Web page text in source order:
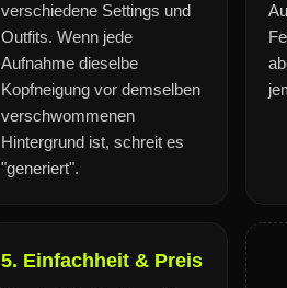
verschiedene Settings und
Outfits. Wenn jede
Aufnahme dieselbe
Kopfneigung vor demselben
verschwommenen
Hintergrund ist, schreit es
"generiert".
5. Einfachheit & Preis